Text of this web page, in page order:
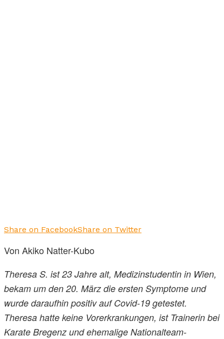
Share on FacebookShare on Twitter
Von Akiko Natter-Kubo
Theresa S. ist 23 Jahre alt, Medizinstudentin in Wien,
bekam um den 20. März die ersten Symptome und
wurde daraufhin positiv auf Covid-19 getestet.
Theresa hatte keine Vorerkrankungen, ist Trainerin bei
Karate Bregenz und ehemalige Nationalteam-